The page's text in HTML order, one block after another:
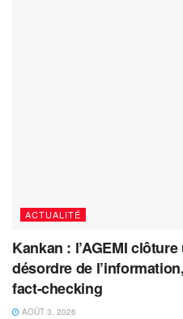
ACTUALITÉ
Kankan : l’AGEMI
désordre de
fact-checking
AOÛT 3, 2026